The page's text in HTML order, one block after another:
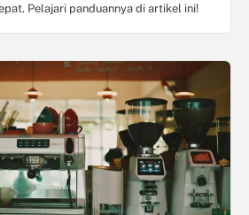
Pelajari panduannya di artikel ini!